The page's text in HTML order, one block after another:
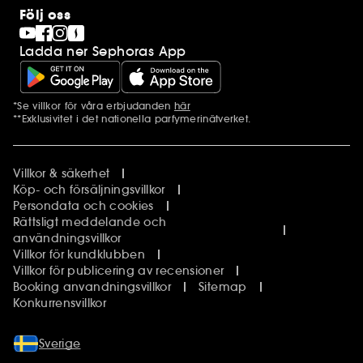
Stores
Sephora Stands
Pride
Följ oss
Ladda ner Sephoras App
Ytterligare information
*Se villkor för våra erbjudanden här
**Exklusivitet i det nationella parfymerinätverket.
Villkor & säkerhet
Köp- och försäljningsvillkor
Persondata och cookies
Rättsligt meddelande och
användningsvillkor
Villkor för kundklubben
Villkor för publicering av recensioner
Booking anvandningsvillkor
Sitemap
Konkurrensvillkor
Sverige